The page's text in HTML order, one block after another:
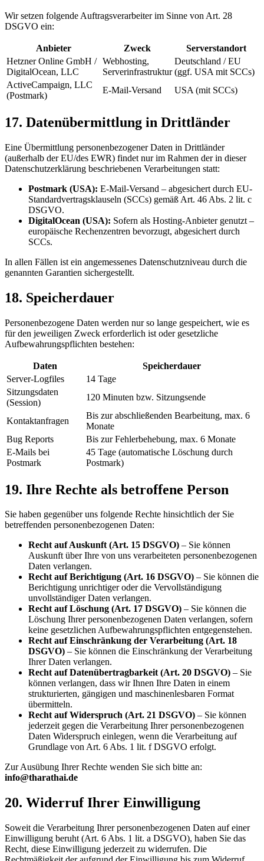
Wir setzen folgende Auftragsverarbeiter im Sinne von Art. 28
DSGVO ein:
Anbieter Zweck
Serverstandort
Hetzner Online GmbH /
DigitalOcean, LLC
Webhosting,
Serverinfrastruktur
Deutschland / EU
(ggf. USA mit SCCs)
ActiveCampaign, LLC
(Postmark)
E-Mail-Versand USA (mit SCCs)
17. Datenübermittlung in Drittländer
Eine Übermittlung personenbezogener Daten in Drittländer
(außerhalb der EU/des EWR) findet nur im Rahmen der in dieser
Datenschutzerklärung beschriebenen Verarbeitungen statt:
Postmark (USA): E-Mail-Versand – abgesichert durch EU-
Standardvertragsklauseln (SCCs) gemäß Art. 46 Abs. 2 lit. c
DSGVO.
DigitalOcean (USA): Sofern als Hosting-Anbieter genutzt –
europäische Rechenzentren bevorzugt, abgesichert durch
SCCs.
In allen Fällen ist ein angemessenes Datenschutzniveau durch die
genannten Garantien sichergestellt.
18. Speicherdauer
Personenbezogene Daten werden nur so lange gespeichert, wie es
für den jeweiligen Zweck erforderlich ist oder gesetzliche
Aufbewahrungspflichten bestehen:
Daten
Speicherdauer
Server-Logfiles
14 Tage
Sitzungsdaten
(Session)
120 Minuten bzw. Sitzungsende
Kontaktanfragen
Bis zur abschließenden Bearbeitung, max. 6
Monate
Bug Reports
Bis zur Fehlerbehebung, max. 6 Monate
E-Mails bei
Postmark
45 Tage (automatische Löschung durch
Postmark)
19. Ihre Rechte als betroffene Person
Sie haben gegenüber uns folgende Rechte hinsichtlich der Sie
betreffenden personenbezogenen Daten:
Recht auf Auskunft (Art. 15 DSGVO) – Sie können
Auskunft über Ihre von uns verarbeiteten personenbezogenen
Daten verlangen.
Recht auf Berichtigung (Art. 16 DSGVO) – Sie können die
Berichtigung unrichtiger oder die Vervollständigung
unvollständiger Daten verlangen.
Recht auf Löschung (Art. 17 DSGVO) – Sie können die
Löschung Ihrer personenbezogenen Daten verlangen, sofern
keine gesetzlichen Aufbewahrungspflichten entgegenstehen.
Recht auf Einschränkung der Verarbeitung (Art. 18
DSGVO) – Sie können die Einschränkung der Verarbeitung
Ihrer Daten verlangen.
Recht auf Datenübertragbarkeit (Art. 20 DSGVO) – Sie
können verlangen, dass wir Ihnen Ihre Daten in einem
strukturierten, gängigen und maschinenlesbaren Format
übermitteln.
Recht auf Widerspruch (Art. 21 DSGVO) – Sie können
jederzeit gegen die Verarbeitung Ihrer personenbezogenen
Daten Widerspruch einlegen, wenn die Verarbeitung auf
Grundlage von Art. 6 Abs. 1 lit. f DSGVO erfolgt.
Zur Ausübung Ihrer Rechte wenden Sie sich bitte an:
info@tharathai.de
20. Widerruf Ihrer Einwilligung
Soweit die Verarbeitung Ihrer personenbezogenen Daten auf einer
Einwilligung beruht (Art. 6 Abs. 1 lit. a DSGVO), haben Sie das
Recht, diese Einwilligung jederzeit zu widerrufen. Die